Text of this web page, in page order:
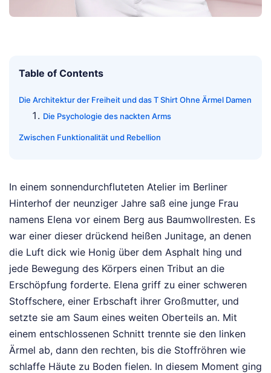
Table of Contents
Die Architektur der Freiheit und das T Shirt Ohne Ärmel Damen
Die Psychologie des nackten Arms
Zwischen Funktionalität und Rebellion
In einem sonnendurchfluteten Atelier im Berliner
Hinterhof der neunziger Jahre saß eine junge Frau
namens Elena vor einem Berg aus Baumwollresten. Es
war einer dieser drückend heißen Junitage, an denen
die Luft dick wie Honig über dem Asphalt hing und
jede Bewegung des Körpers einen Tribut an die
Erschöpfung forderte. Elena griff zu einer schweren
Stoffschere, einer Erbschaft ihrer Großmutter, und
setzte sie am Saum eines weiten Oberteils an. Mit
einem entschlossenen Schnitt trennte sie den linken
Ärmel ab, dann den rechten, bis die Stoffröhren wie
schlaffe Häute zu Boden fielen. In diesem Moment ging